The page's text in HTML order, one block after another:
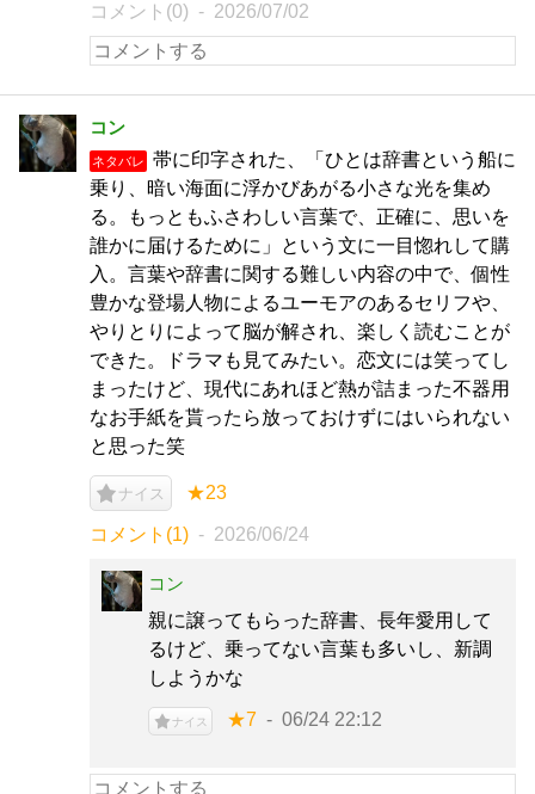
コメント(0) 2026/07/02
コン
ネタバレ
帯に印字された、「ひとは辞書という船に
乗り、暗い海面に浮かびあがる小さな光を集め
る。もっともふさわしい言葉で、正確に、思いを
誰かに届けるために」という文に一目惚れして購
入。言葉や辞書に関する難しい内容の中で、個性
豊かな登場人物によるユーモアのあるセリフや、
やりとりによって脳が解され、楽しく読むことが
できた。ドラマも見てみたい。恋文には笑ってし
まったけど、現代にあれほど熱が詰まった不器用
なお手紙を貰ったら放っておけずにはいられない
と思った笑
ナイス ★23
コメント(1) 2026/06/24
コン
親に譲ってもらった辞書、長年愛用して
るけど、乗ってない言葉も多いし、新調
しようかな
ナイス ★7 06/24 22:12